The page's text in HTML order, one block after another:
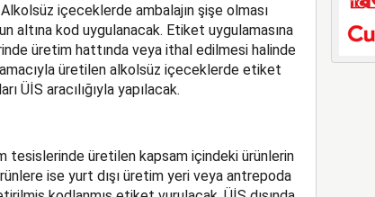
içeceklerde ambalajın şişe olması
altına kod uygulanacak. Etiket uygulamasına
üretim hattında veya ithal edilmesi halinde
üretilen alkolsüz içeceklerde etiket
ÜİS aracılığıyla yapılacak.
tesislerinde üretilen kapsam içindeki ürünlerin
ise yurt dışı üretim yeri veya antrepoda